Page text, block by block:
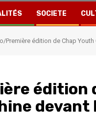
SOCIETE
Première édition de Chap Youth
édition
devant